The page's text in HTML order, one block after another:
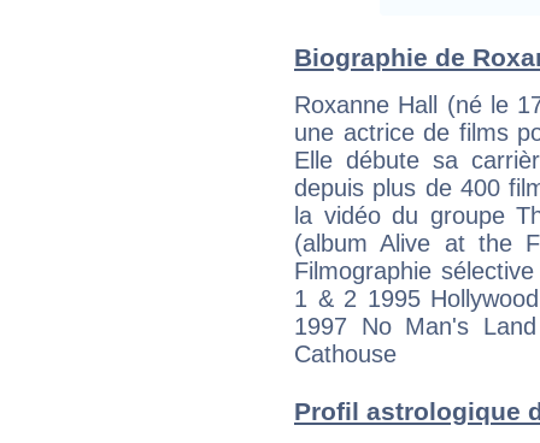
Biographie de
Roxanne Hall (né le
une actrice de films
Elle débute sa
depuis plus de 400
la vidéo du groupe
(album Alive at the
Filmographie
1 & 2 1995
1997 No Man's
Cathouse
Profil astrologique